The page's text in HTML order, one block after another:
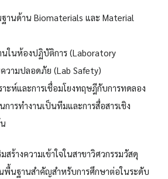
ฐานด้าน Biomaterials และ Material
นในห้องปฏิบัติการ (Laboratory
วามปลอดภัย (Lab Safety)
าะห์และการเชื่อมโยงทฤษฎีกับการทดลอง
การทำงานเป็นทีมและการสื่อสารเชิง
ร้างความเข้าใจในสาขาวิศวกรรมวัสดุ
พื้นฐานสำคัญสำหรับการศึกษาต่อในระดับ